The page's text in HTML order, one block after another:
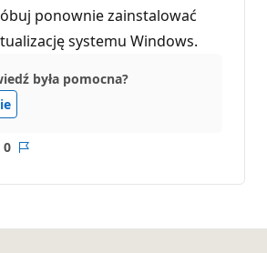
ponownie zainstalować
systemu Windows.
była pomocna?
0